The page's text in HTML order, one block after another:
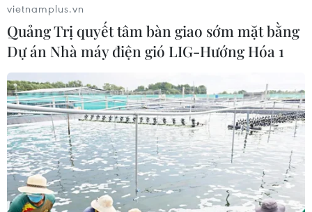
TIN CÙNG CHUYÊN MỤC
Dắt chó đi dạo không đúng quy
định, bị phạt đến 2 triệu đồng?
08/08/2026 04:16
Thổ Nhĩ Kỳ tăng cường truy quét IS,
bắt giữ hơn 100 nghi phạm
07/08/2026 14:55
vietnamplus.vn
Quảng Trị quyết tâm bàn giao sớm mặt bằng
Dự án Nhà máy điện gió LIG-Hướng Hóa 1